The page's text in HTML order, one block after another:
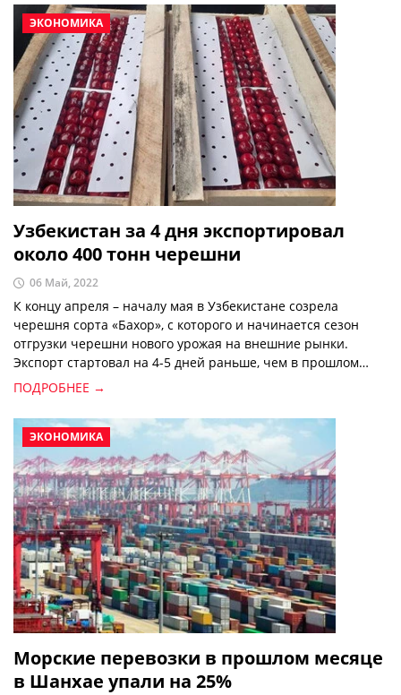
ЭКОНОМИКА
Узбекистан за 4 дня экспортировал
около 400 тонн черешни
06 Май, 2022
К концу апреля – началу мая в Узбекистане созрела
черешня сорта «Бахор», с которого и начинается сезон
отгрузки черешни нового урожая на внешние рынки.
Экспорт стартовал на 4-5 дней раньше, чем в прошлом
году. В настоящее время на экспорт предлагается черешня
калибра от 20 до 26 мм.
ПОДРОБНЕЕ →
ЭКОНОМИКА
Морские перевозки в прошлом месяце
в Шанхае упали на 25%